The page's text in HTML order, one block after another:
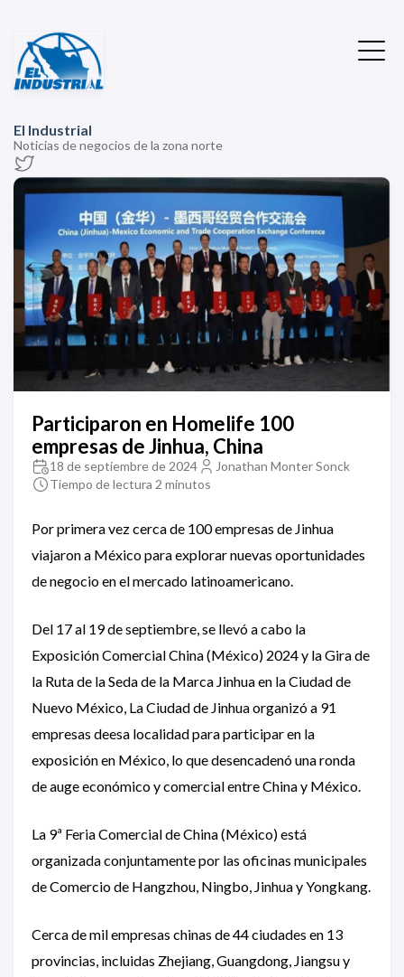
El Industrial
Noticias de negocios de la zona norte
Participaron en Homelife 100
empresas de Jinhua, China
18 de septiembre de 2024
Jonathan Monter Sonck
Tiempo de lectura 2 minutos
Por primera vez cerca de 100 empresas de Jinhua
viajaron a México para explorar nuevas oportunidades
de negocio en el mercado latinoamericano.
Del 17 al 19 de septiembre, se llevó a cabo la
Exposición Comercial China (México) 2024 y la Gira de
la Ruta de la Seda de la Marca Jinhua en la Ciudad de
Nuevo México, La Ciudad de Jinhua organizó a 91
empresas deesa localidad para participar en la
exposición en México, lo que desencadenó una ronda
de auge económico y comercial entre China y México.
La 9ª Feria Comercial de China (México) está
organizada conjuntamente por las oficinas municipales
de Comercio de Hangzhou, Ningbo, Jinhua y Yongkang.
Cerca de mil empresas chinas de 44 ciudades en 13
provincias, incluidas Zhejiang, Guangdong, Jiangsu y